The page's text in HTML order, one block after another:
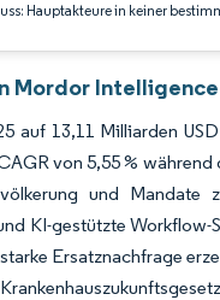
Hauptakteure in keiner
Mordor Intelligence
auf 13,11 Milliarden
von 5,55 %
und Mandate
KI-gestützte
Ersatznachfrage